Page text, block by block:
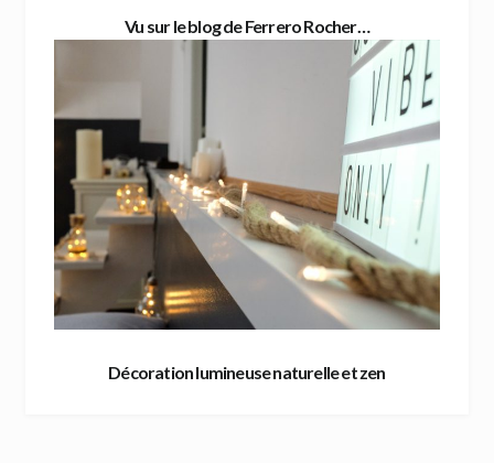
Vu sur le blog de Ferrero Rocher…
Décoration lumineuse naturelle et zen